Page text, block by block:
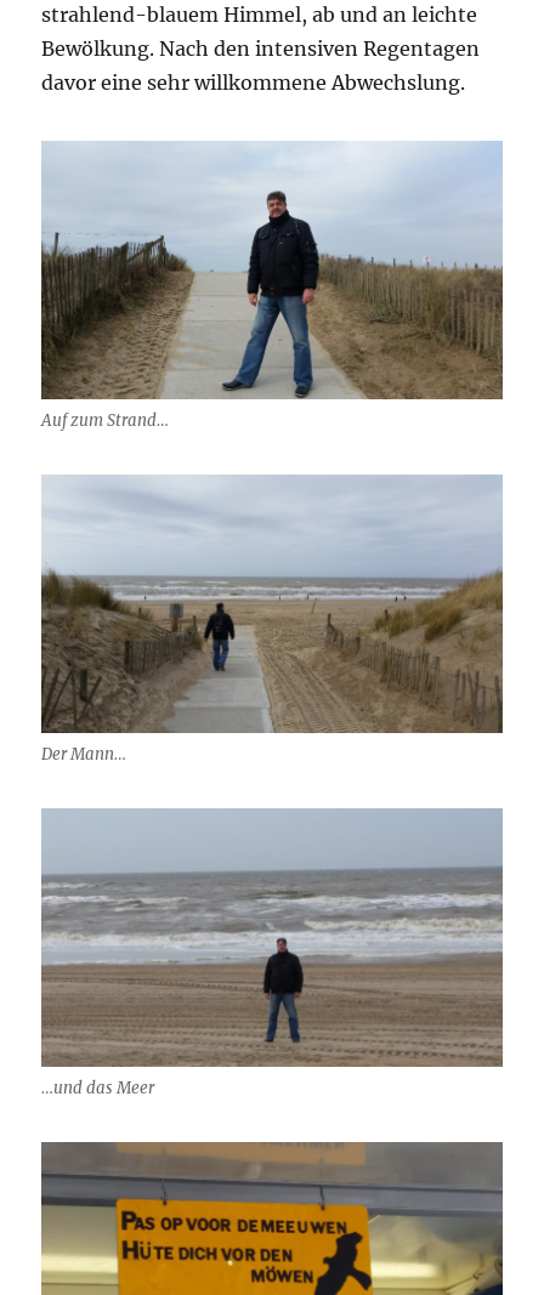
strahlend-blauem Himmel, ab und an leichte
Bewölkung. Nach den intensiven Regentagen
davor eine sehr willkommene Abwechslung.
Auf zum Strand…
Der Mann…
…und das Meer